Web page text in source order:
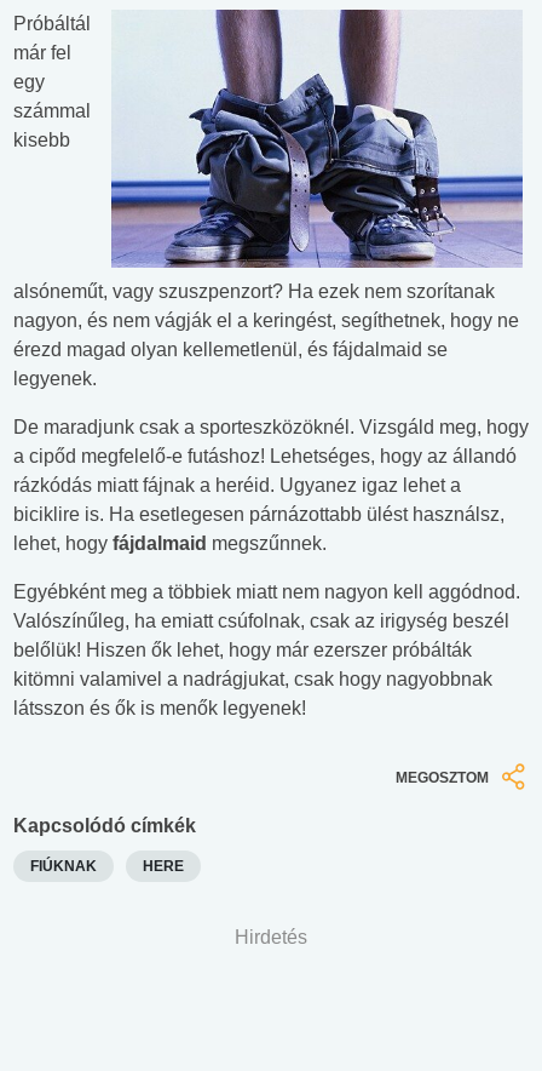
Próbáltál
már fel
egy
számmal
kisebb
alsóneműt, vagy szuszpenzort? Ha ezek nem szorítanak
nagyon, és nem vágják el a keringést, segíthetnek, hogy ne
érezd magad olyan kellemetlenül, és fájdalmaid se
legyenek.
De maradjunk csak a sporteszközöknél. Vizsgáld meg, hogy
a cipőd megfelelő-e futáshoz! Lehetséges, hogy az állandó
rázkódás miatt fájnak a heréid. Ugyanez igaz lehet a
biciklire is. Ha esetlegesen párnázottabb ülést használsz,
lehet, hogy fájdalmaid megszűnnek.
Egyébként meg a többiek miatt nem nagyon kell aggódnod.
Valószínűleg, ha emiatt csúfolnak, csak az irigység beszél
belőlük! Hiszen ők lehet, hogy már ezerszer próbálták
kitömni valamivel a nadrágjukat, csak hogy nagyobbnak
látsszon és ők is menők legyenek!
MEGOSZTOM
Kapcsolódó címkék
FIÚKNAK HERE
Hirdetés